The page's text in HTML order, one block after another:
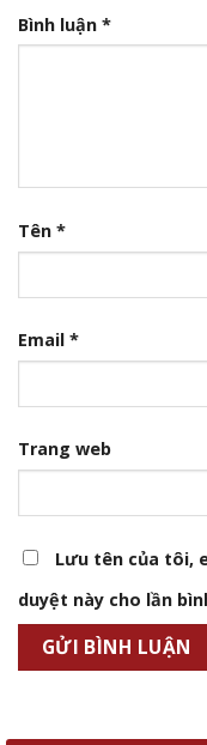
Bình luận *
Tên *
Email *
Trang web
Lưu tên của tôi,
duyệt này cho lần